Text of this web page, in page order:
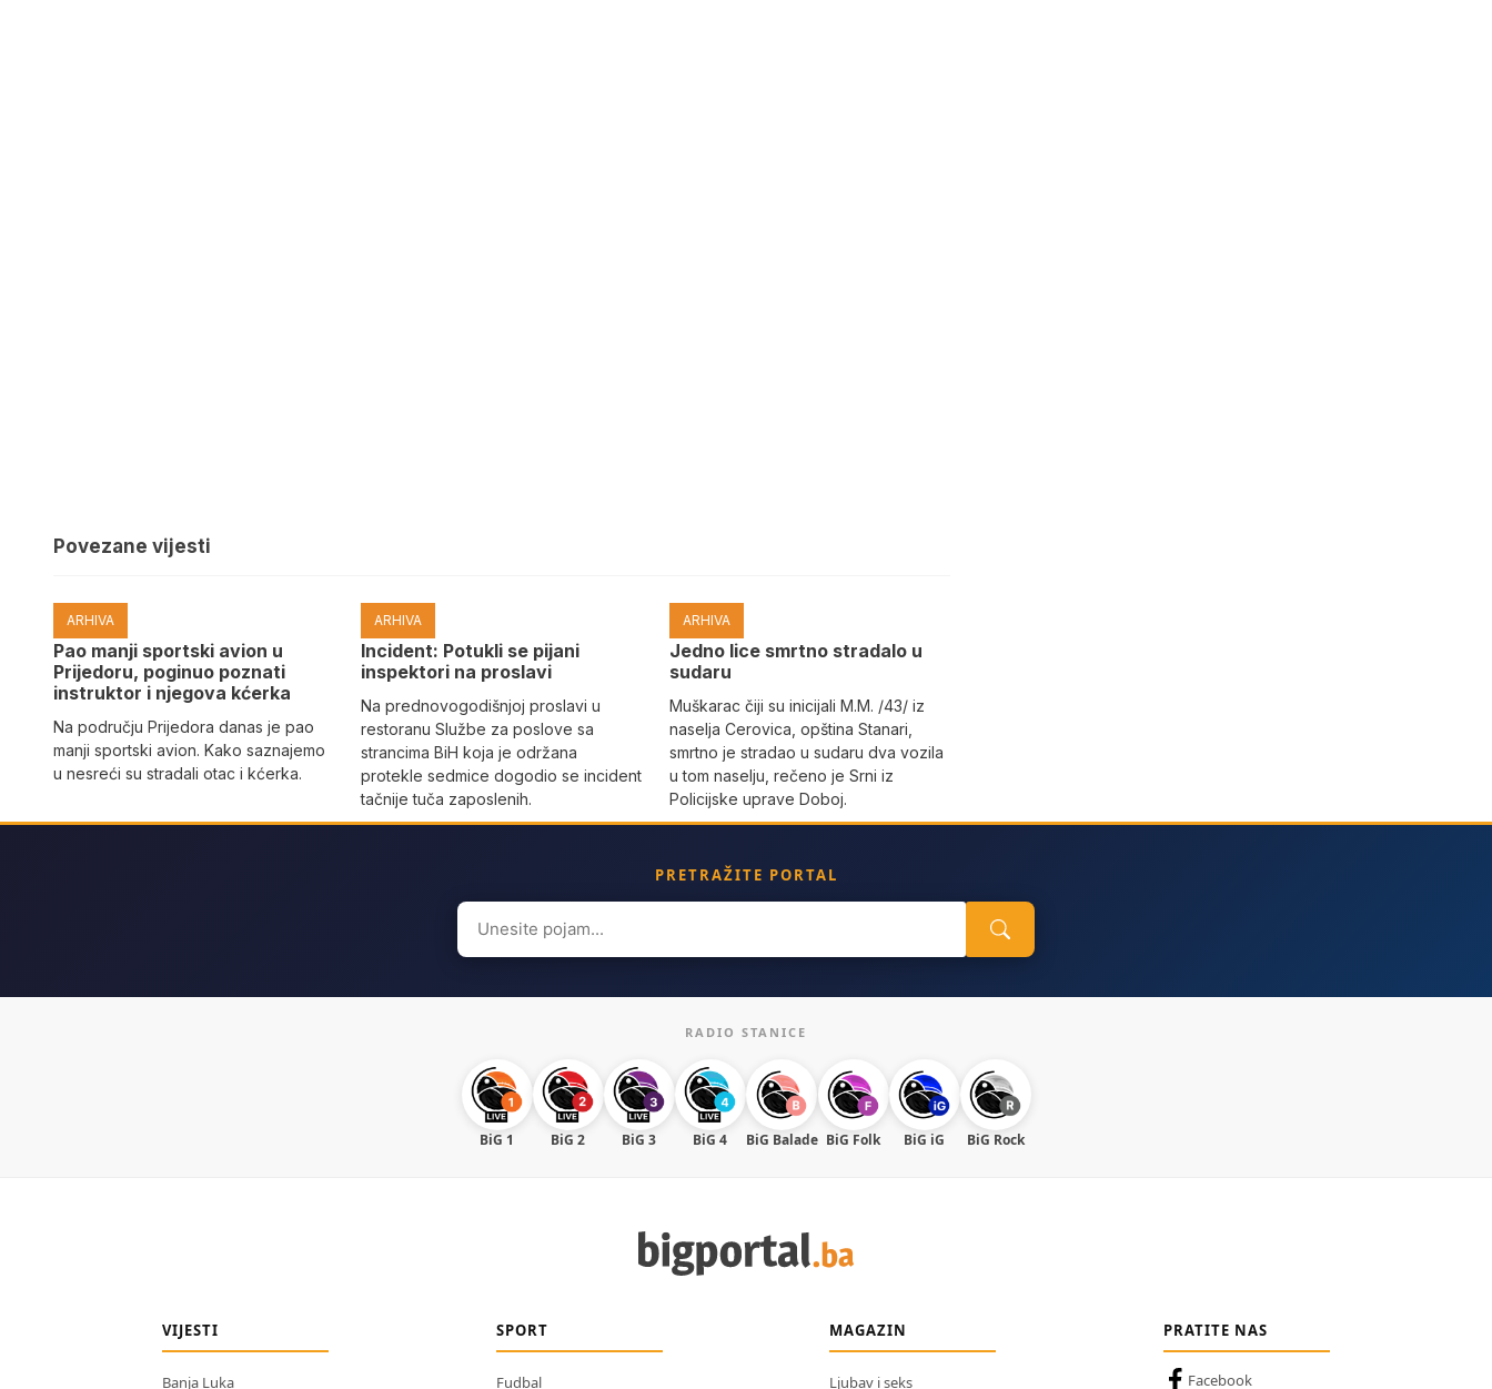
Povezane vijesti
ARHIVA
Pao manji sportski avion u
Prijedoru, poginuo poznati
instruktor i njegova kćerka
Na području Prijedora danas je pao
manji sportski avion. Kako saznajemo
u nesreći su stradali otac i kćerka.
ARHIVA
Incident: Potukli se pijani
inspektori na proslavi
Na prednovogodišnjoj proslavi u
restoranu Službe za poslove sa
strancima BiH koja je održana
protekle sedmice dogodio se incident
tačnije tuča zaposlenih.
ARHIVA
Јedno lice smrtno stradalo u
sudaru
Muškarac čiji su inicijali M.M. /43/ iz
naselja Cerovica, opština Stanari,
smrtno je stradao u sudaru dva vozila
u tom naselju, rečeno je Srni iz
Policijske uprave Doboj.
PRETRAŽITE PORTAL
Search
for:
RADIO STANICE
BiG 1 BiG 2 BiG 3 BiG 4 BiG Balade BiG Folk BiG iG BiG Rock
VIJESTI
Banja Luka
SPORT
Fudbal
MAGAZIN
Ljubav i seks
PRATITE NAS
Facebook